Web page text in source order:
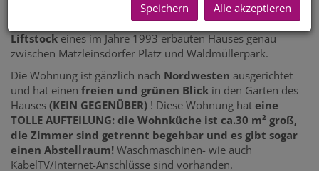
Diese großzügige 2 Zimmer Wohnung befindet sich im1.
Liftstockeines im Jahre 1993 erbauten Hauses genau
zwischen Matzleinsdorfer Platz und Waldmüllerpark.
Die Wohnung ist gänzlich nach Nordwesten ausgerichtet
und hat einen freien und grünen Blick in den Garten des
Hauses (KEIN GEGENÜBER) ! Diese Wohnung hat eine
TOLLE AUFTEILUNG: die Wohnküche ist ca.30 m² groß,
die Zimmer sind getrennt begehbar und es gibt sogar
einen Abstellraum! Waschmaschinen- wie auch
KabelTV/Internet-Anschlüsse sind vorhanden.
Speichern Alle akzeptieren